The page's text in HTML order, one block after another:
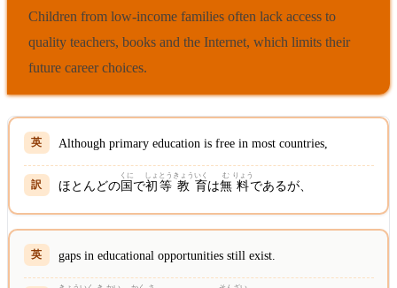
Children from low-income families often lack access to
quality teachers, books and the Internet, which limits their
future career choices.
Although primary education is free in most countries,
ほとんどの 国
くに
で初
しょ
等
とう
教
きょう
育
いく
は無
む
料
りょう
であるが、
gaps in educational opportunities still exist.